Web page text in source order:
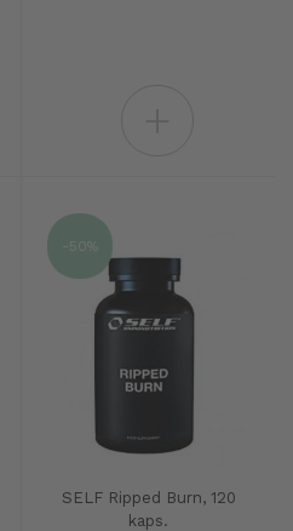
SELF Ripped Burn, 120
kaps.
-50%